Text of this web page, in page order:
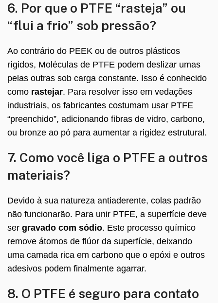
6. Por que o PTFE “rasteja” ou
“flui a frio” sob pressão?
Ao contrário do PEEK ou de outros plásticos
rígidos, Moléculas de PTFE podem deslizar umas
pelas outras sob carga constante. Isso é conhecido
como rastejar. Para resolver isso em vedações
industriais, os fabricantes costumam usar PTFE
“preenchido”, adicionando fibras de vidro, carbono,
ou bronze ao pó para aumentar a rigidez estrutural.
7. Como você liga o PTFE a outros
materiais?
Devido à sua natureza antiaderente, colas padrão
não funcionarão. Para unir PTFE, a superfície deve
ser gravado com sódio. Este processo químico
remove átomos de flúor da superfície, deixando
uma camada rica em carbono que o epóxi e outros
adesivos podem finalmente agarrar.
8. O PTFE é seguro para contato